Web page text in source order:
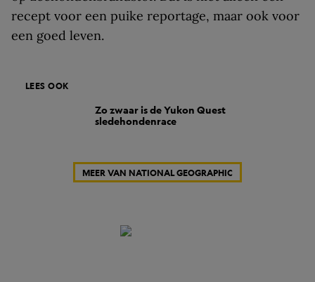
recept voor een puike reportage, maar ook voor
een goed leven.
LEES OOK
Zo zwaar is de Yukon Quest
sledehondenrace
MEER VAN NATIONAL GEOGRAPHIC